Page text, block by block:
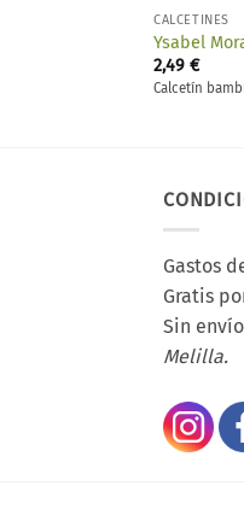
CALCETINES
Ysabel
2,49€
Calcetín
Gastos
Gratis
Sin
Melilla.